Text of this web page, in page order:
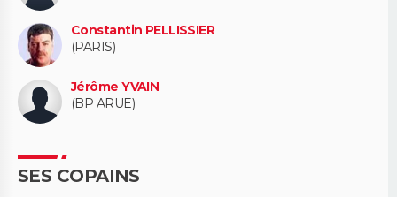
Constantin PELLISSIER
(PARIS)
Jérôme YVAIN
(BP ARUE)
SES COPAINS